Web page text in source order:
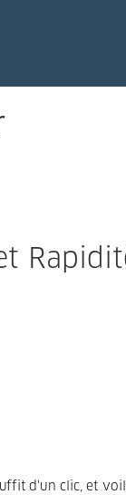
d'un clic, et